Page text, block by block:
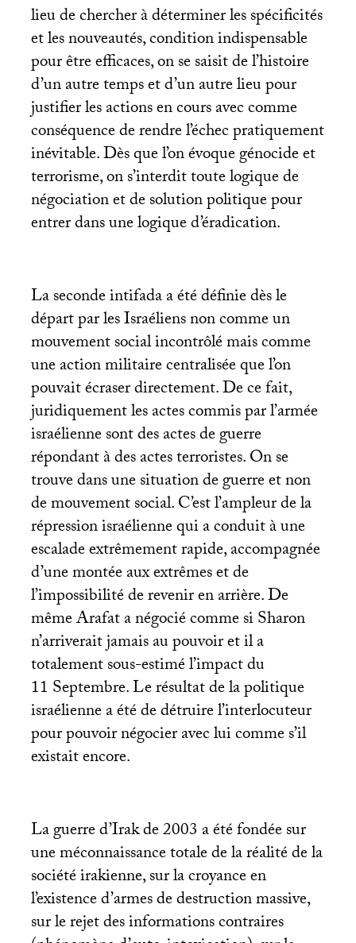
lieu de chercher à déterminer les spécificités
et les nouveautés, condition indispensable
pour être efficaces, on se saisit de l’histoire
d’un autre temps et d’un autre lieu pour
justifier les actions en cours avec comme
conséquence de rendre l’échec pratiquement
inévitable. Dès que l’on évoque génocide et
terrorisme, on s’interdit toute logique de
négociation et de solution politique pour
entrer dans une logique d’éradication.
La seconde intifada a été définie dès le
départ par les Israéliens non comme un
mouvement social incontrôlé mais comme
une action militaire centralisée que l’on
pouvait écraser directement. De ce fait,
juridiquement les actes commis par l’armée
israélienne sont des actes de guerre
répondant à des actes terroristes. On se
trouve dans une situation de guerre et non
de mouvement social. C’est l’ampleur de la
répression israélienne qui a conduit à une
escalade extrêmement rapide, accompagnée
d’une montée aux extrêmes et de
l’impossibilité de revenir en arrière. De
même Arafat a négocié comme si Sharon
n’arriverait jamais au pouvoir et il a
totalement sous-estimé l’impact du
11 Septembre. Le résultat de la politique
israélienne a été de détruire l’interlocuteur
pour pouvoir négocier avec lui comme s’il
existait encore.
La guerre d’Irak de 2003 a été fondée sur
une méconnaissance totale de la réalité de la
société irakienne, sur la croyance en
l’existence d’armes de destruction massive,
sur le rejet des informations contraires